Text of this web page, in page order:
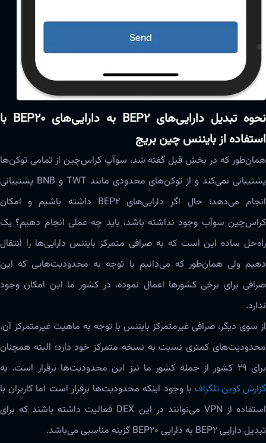
نحوه‌ تبدیل دارایی‌های BEP2 به دارایی‌های BEP20 با
استفاده از بایننس چین بریج
همان‌طور که در بخش قبل گفته شد،‌‌‌ سوآپ کراس‌چین از تمامی توکن‌ها
پشتیبانی نمی‌کند و از توکن‌های محدودی مانند TWT و BNB پشتیبانی
انجام می‌دهد؛ حال اگر دارایی‌های BEP2 داشته باشیم و امکان
کراس‌چین‌‌‌ سوآپ وجود نداشته باشد، باید چه عملی انجام دهیم؟ یک
راه‌حل ساده این است که به صرافی متمرکز بایننس دارایی‌ها را انتقال
دهیم ولی همان‌طور که می‌دانیم با توجه به محدودیت‌هایی که این
صرافی برای برخی کشور‌ها اعمال نموده، در کشور ما این امکان وجود
ندارد.
از سوی دیگر، صرافی غیرمتمرکز بایننس با توجه به ماهیت غیرمتمرکز آن،
محدودیت‌های کمتری نسبت به نسخه متمرکز خود دارد؛ البته همچنان
برای ۲۹ کشور از جمله کشور ما نیز این محدودیت‌ها برقرار است. به
گزارش کوین تلگراف با وجود اینکه محدودیت‌ها برقرار است اما کاربران با
استفاده از VPN می‌توانند در این DEX فعالیت داشته باشند که برای
تبدیل دارایی BEP2 به دارایی BEP20 گزینه مناسبی ‌‌‌می‌باشد.